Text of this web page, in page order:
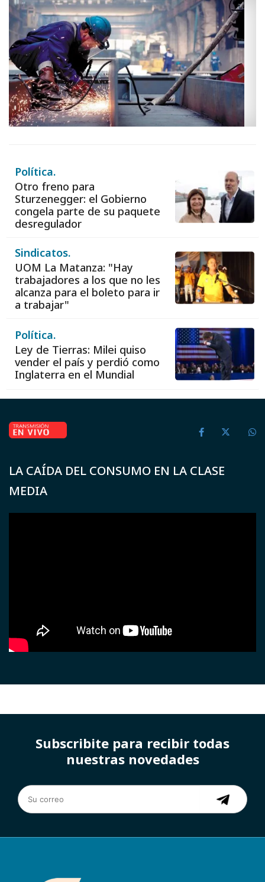
Política.
Otro freno para
Sturzenegger: el Gobierno
congela parte de su paquete
desregulador
Sindicatos.
UOM La Matanza: "Hay
trabajadores a los que no les
alcanza para el boleto para ir
a trabajar"
Política.
Ley de Tierras: Milei quiso
vender el país y perdió como
Inglaterra en el Mundial
LA CAÍDA DEL CONSUMO EN LA CLASE
MEDIA
Subscribite para recibir todas
nuestras novedades